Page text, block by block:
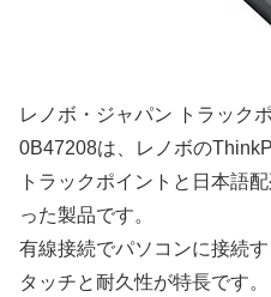
レノボ・ジャパン トラック
0B47208は、レノボの
トラックポイントと日本語
った製品です。
有線接続でパソコンに接続
タッチと耐久性が特長です。